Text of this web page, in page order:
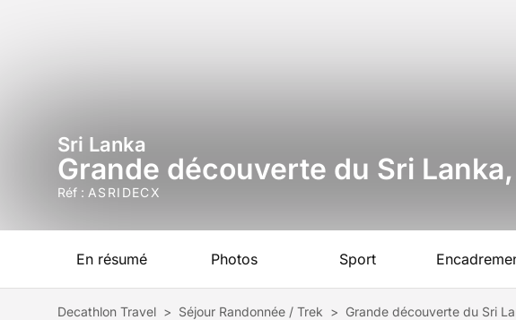
Sri Lanka
Grande découverte du Sri
Réf : ASRIDECX
En résumé Photos Sport
Decathlon Travel > Séjour Randonnée / Trek > Grande découverte du Sri